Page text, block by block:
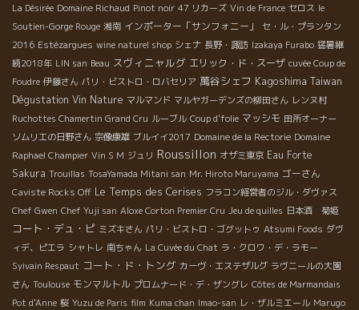
La Désirée Domaine Richaud Pinot noir 47 リカーズ Vin de France セロス le
Soutien-Gorge Rouge 湘南 インポーター「サンフォニー」
セ・ル・プランタン
2016 Estézargues wine naturel shop シェナ 長野・諏訪 Izakaya Furabo 猛暑継
続2018年 LIN san Beau スヴィニャルグ エリック・ド・スーザ cuvée Coup de
Foudre 伊藤さん パリ・ビストロ・ロバセリア 萬谷シェフ Kagoshima Taiwan
Dégustation Vin Nature マルマンド マルヤガーデンズの柳田さん レンヌ村
Ruchottes Chamertin Grand Cru ルーブル Coup d'folie マッシモ 田所オーナー
ソムリエの日野さん 宗像康雄 ブルイイ2017 Domaine de la Rectorie Domaine
Raphael Champier Vin S M ジュリ Roussillon オザミ東京 Eau Forte
Sakura Trouillas TosaYamada Mitani san Mr. Hiroto Maruyama ゴーさん
Caviste Rocks Off Le Temps des Cerises フラコン経営者のジル・ダヴァス
Chef Gwen Chef Yuji san Aloxe Corton Premier Cru Jeu de quilles 日本酒 菊姫
コート・デュ・ピ ミズキさん パリ・ビストロ・ゴグットゥ Atsumi Foods ダヴ
ィデ、ピエラ シャトレ 南ちゃん La Cuvée du Chat ラ・クロワ・デ・ラモー
Syivain Respaut コート・ド・トング カーヴ・エステザルグ ラヴニールの大園
さん Toulouse モンマルトル プロムナード・デ・ザングレ Côtes de Marmandais
Pot d'Anne 桜 Yuzu de Paris film Kuma chan Imao-san レ・ザルミエール Marugo